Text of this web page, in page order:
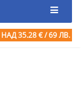
НАД 35.28 € / 69 ЛВ.